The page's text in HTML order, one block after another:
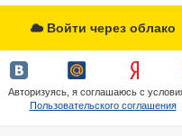
Войти через облако
Авторизуясь, я соглашаюсь с
Пользовательского соглашения